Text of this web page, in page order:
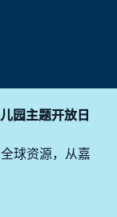
园主题开放日
球资源，从嘉